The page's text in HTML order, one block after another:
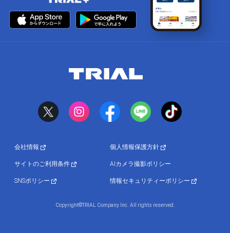
会社情報 個人情報保護方針
サイトのご利用条件 AIカメラ撮影ポリシー
SNSポリシー 情報セキュリティーポリシー
Copyright©TRIAL Company Inc. All rights reserved.